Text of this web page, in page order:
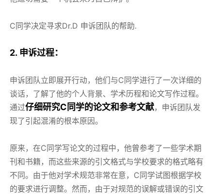
C同学决定寻求Dr.D 申诉团队的帮助.
2. 申诉过程：
申诉团队立即展开行动，他们与C同学进行了一次详细的
谈话，了解了他的个人背景、学术历程和论文写作过程。
通过仔细研究C同学的论文和参考文献，申诉团队发
现了引起混淆的根本原因。
原来，在C同学写论文的过程中，他曾参考了一些学术期
刊和书籍，而这些来源的引文格式与学校要求的格式略有
不同。由于他对学术规范非常在意，C同学试图根据学校
的要求进行调整。然而，由于对规范的误解或错误的引文